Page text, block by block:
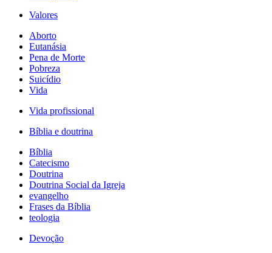
Valores
Aborto
Eutanásia
Pena de Morte
Pobreza
Suicídio
Vida
Vida profissional
Bíblia e doutrina
Bíblia
Catecismo
Doutrina
Doutrina Social da Igreja
evangelho
Frases da Bíblia
teologia
Devoção